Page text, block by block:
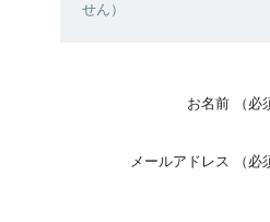
せん）
お名前 （必
メールアドレス （必